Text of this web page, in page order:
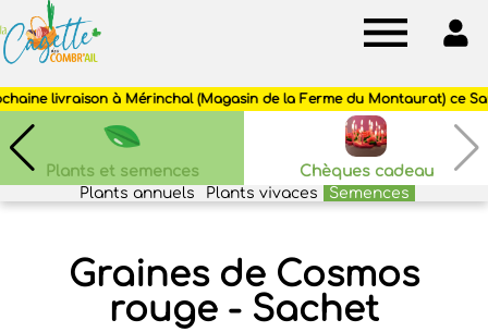
des
Combr'ail
Plants et semences
Chèques cadeau
Plants annuels
Plants vivaces Semences
Graines de Cosmos
rouge - Sachet